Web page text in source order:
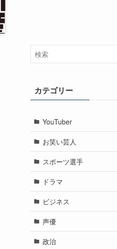
カテゴリー
YouTuber
お笑い芸人
スポーツ選手
ドラマ
ビジネス
声優
政治